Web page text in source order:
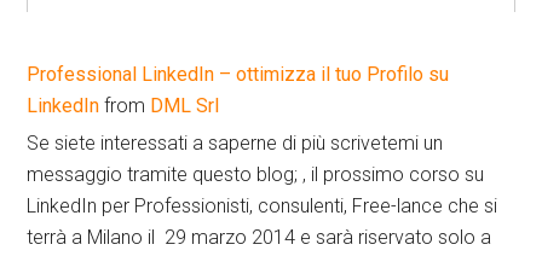
Professional LinkedIn – ottimizza il tuo Profilo su
LinkedIn from DML Srl
Se siete interessati a saperne di più scrivetemi un
messaggio tramite questo blog; , il prossimo corso su
LinkedIn per Professionisti, consulenti, Free-lance che si
terrà a Milano il 29 marzo 2014 e sarà riservato solo a